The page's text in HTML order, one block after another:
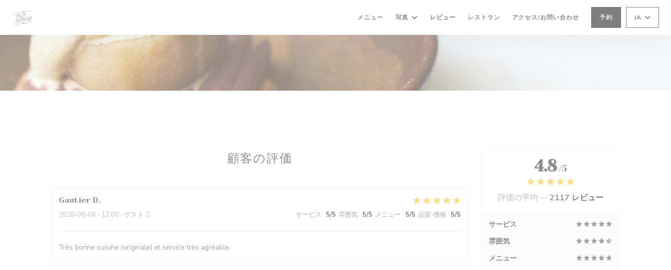
メニュー 写真 レビュー レストラン アクセス/お問い合わせ 予約 JA
顧客の評価
Gautier D
2026-08-06 - 12:00 - ゲスト 2 サービス : 5/5 雰囲気 : 5/5 メニュー : 5/5 品質-価格 : 5/5
Très bonne cuisine (originale) et service très agréable.
4.8 /5
評価の平均 —2117 レビュー
サービス
雰囲気
メニュー